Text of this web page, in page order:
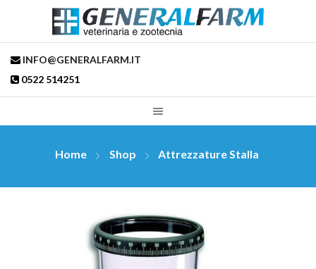
INFO@GENERALFARM.IT
0522 514251
Home Shop Attrezzature Stalla